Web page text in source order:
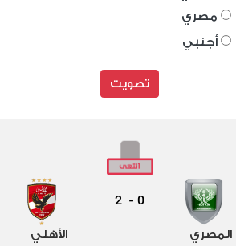
مصري
أجنبي
تصويت
المصري
0
-
2
الأهلي